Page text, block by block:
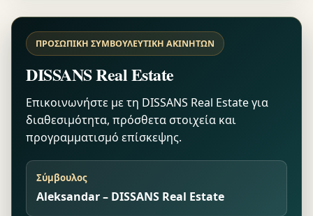
ΠΡΟΣΩΠΙΚΉ ΣΥΜΒΟΥΛΕΥΤΙΚΉ ΑΚΙΝΉΤΩΝ
DISSANS Real Estate
Επικοινωνήστε με τη DISSANS Real Estate για
διαθεσιμότητα, πρόσθετα στοιχεία και
προγραμματισμό επίσκεψης.
Σύμβουλος
Aleksandar – DISSANS Real Estate